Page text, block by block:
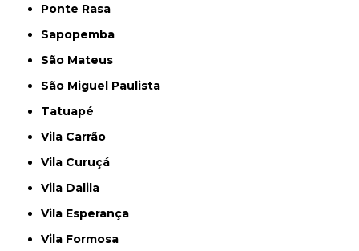
Ponte Rasa
Sapopemba
São Mateus
São Miguel Paulista
Tatuapé
Vila Carrão
Vila Curuçá
Vila Dalila
Vila Esperança
Vila Formosa